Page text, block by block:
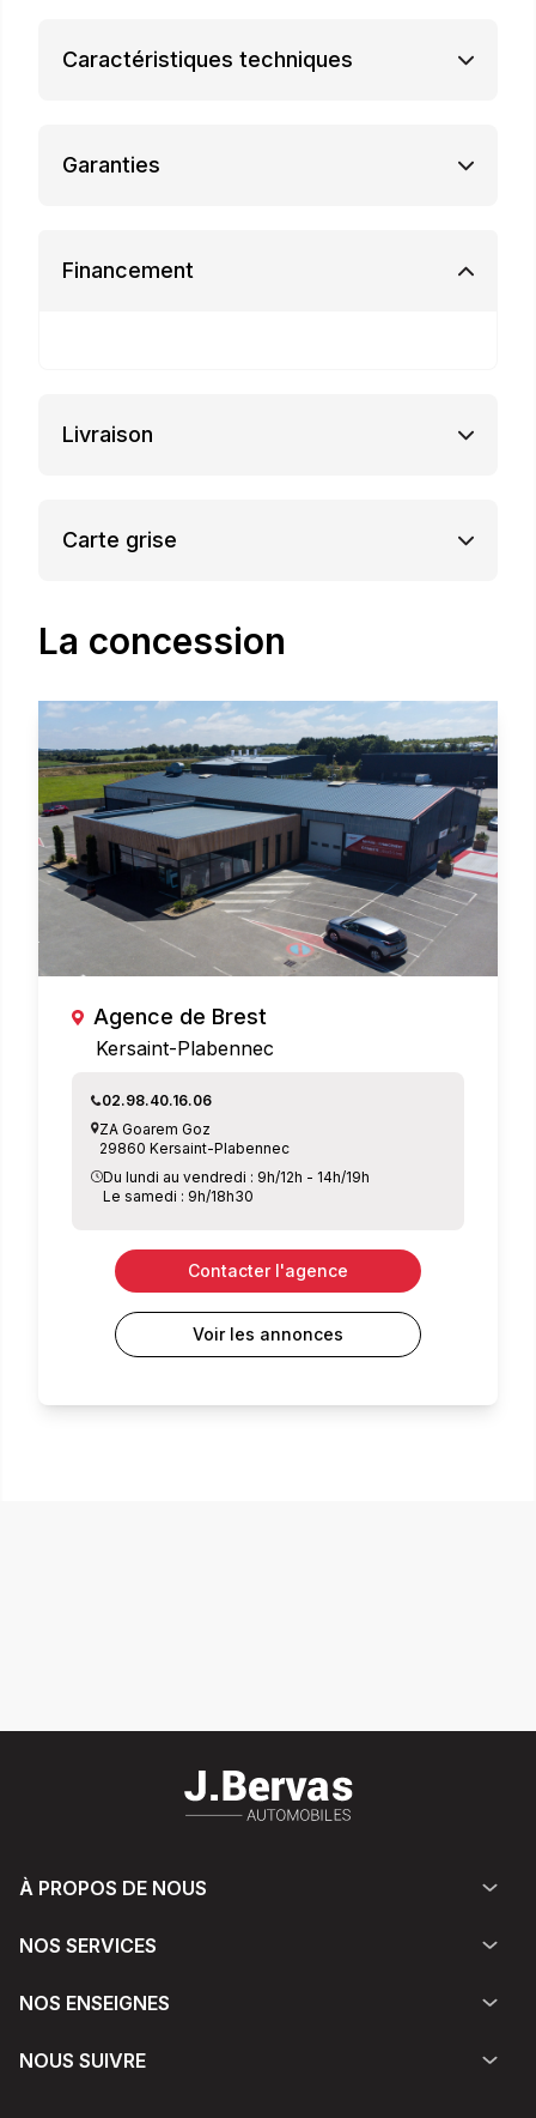
Caractéristiques techniques
Garanties
Financement
Livraison
Carte grise
La concession
Agence de Brest
Kersaint-Plabennec
02.98.40.16.06
ZA Goarem Goz
29860 Kersaint-Plabennec
Du lundi au vendredi : 9h/12h - 14h/19h
Le samedi : 9h/18h30
Contacter l'agence
Voir les annonces
À PROPOS DE NOUS
NOS SERVICES
NOS ENSEIGNES
NOUS SUIVRE